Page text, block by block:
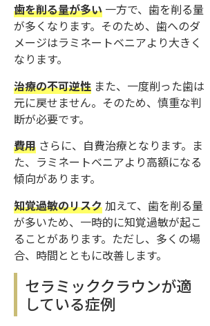
歯を削る量が多い 一方で、歯を削る量
が多くなります。そのため、歯へのダ
メージはラミネートベニアより大きく
なります。
治療の不可逆性 また、一度削った歯は
元に戻せません。そのため、慎重な判
断が必要です。
費用 さらに、自費治療となります。ま
た、ラミネートベニアより高額になる
傾向があります。
知覚過敏のリスク加えて、歯を削る量
が多いため、一時的に知覚過敏が起こ
ることがあります。ただし、多くの場
合、時間とともに改善します。
セラミッククラウンが適
している症例